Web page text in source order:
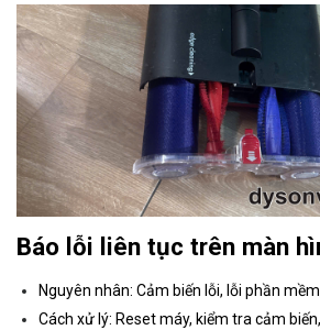
Báo lỗi liên tục trên màn
Nguyên nhân: Cảm biến lỗi, lỗi phần
Cách xử lý: Reset máy, kiểm tra cảm